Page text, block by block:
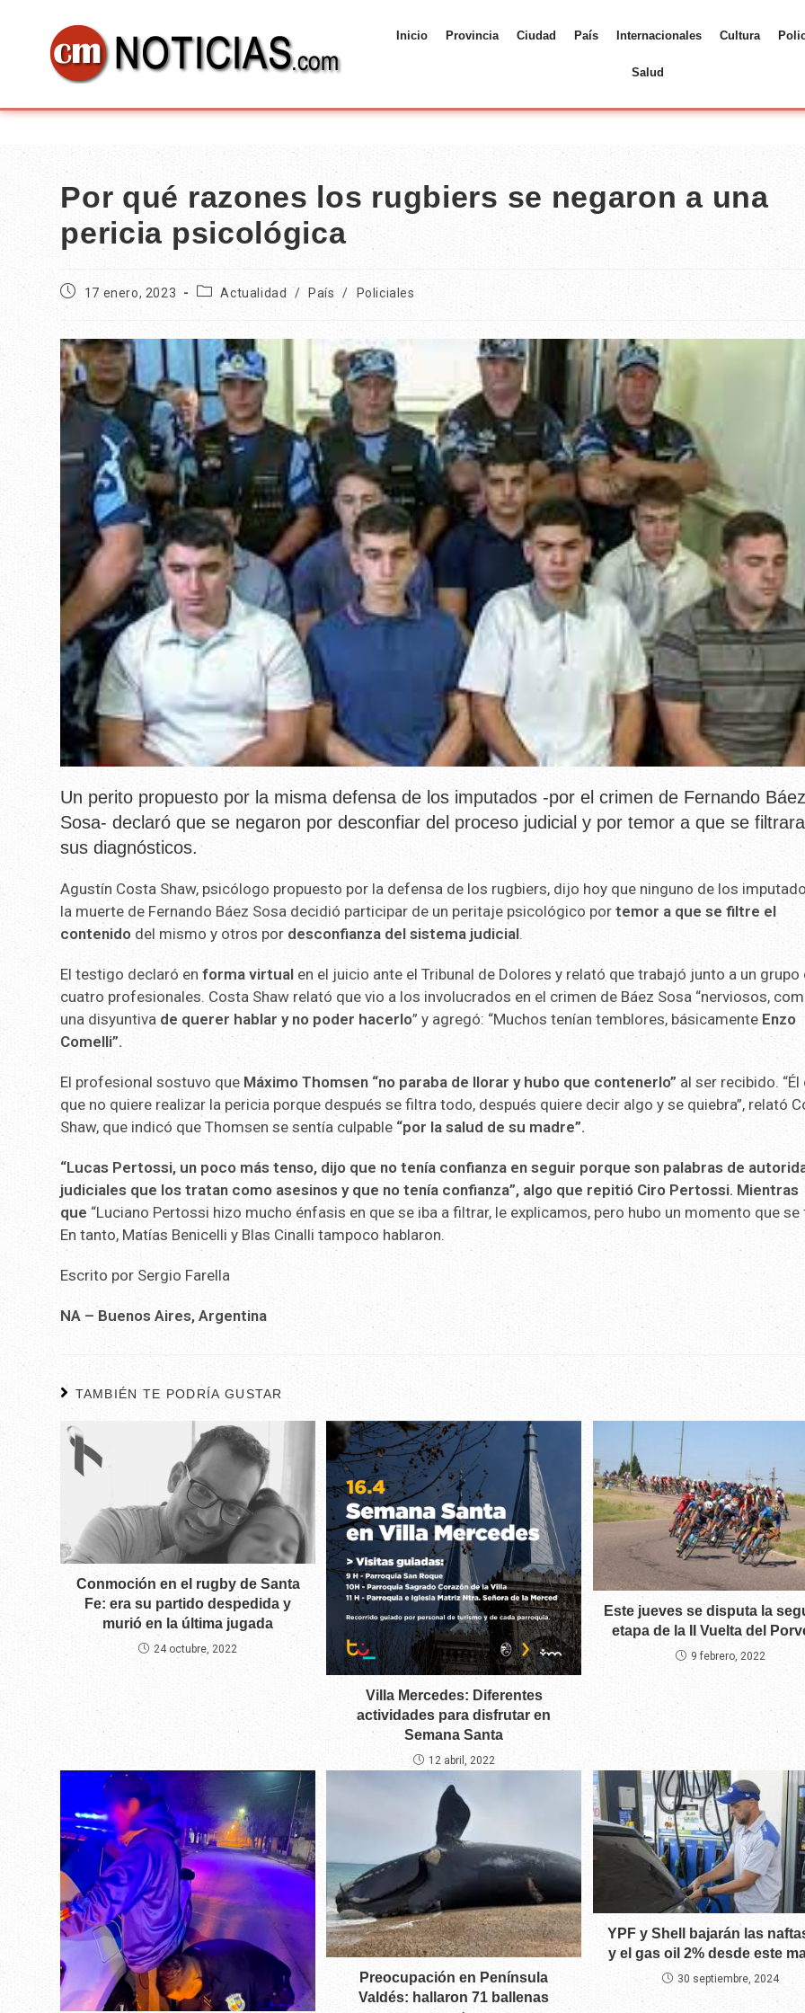
Inicio Provincia Ciudad País Internacionales Cultura
Salud
Por qué razones los rugbiers se negaron a una
pericia psicológica
17 enero, 2023 Actualidad / País / Policiales
Un perito propuesto por la misma defensa de los imputados -por el crimen de Fernando
Sosa- declaró que se negaron por desconfiar del proceso judicial y por temor a que se
sus diagnósticos.
Agustín Costa Shaw, psicólogo propuesto por la defensa de los rugbiers, dijo hoy que ninguno de los
la muerte de Fernando Báez Sosa decidió participar de un peritaje psicológico por temor a que se filtre el
contenido del mismo y otros por desconfianza del sistema judicial.
El testigo declaró enforma virtual en el juicio ante el Tribunal de Dolores y relató que trabajó junto a un grupo
cuatro profesionales. Costa Shaw relató que vio a los involucrados en el crimen de Báez Sosa “nerviosos,
una disyuntiva de querer hablar y no poder hacerlo” y agregó: “Muchos tenían temblores, básicamente Enzo
Comelli”.
El profesional sostuvo que Máximo Thomsen “no paraba de llorar y hubo que contenerlo” al ser recibido. “Él
que no quiere realizar la pericia porque después se filtra todo, después quiere decir algo y se quiebra”, relató
Shaw, que indicó que Thomsen se sentía culpable “por la salud de su madre”.
“Lucas Pertossi, un poco más tenso, dijo que no tenía confianza en seguir porque son palabras de
judiciales que los tratan como asesinos y que no tenía confianza”, algo que repitió Ciro Pertossi. Mientras
que “Luciano Pertossi hizo mucho énfasis en que se iba a filtrar, le explicamos, pero hubo un momento que se
En tanto, Matías Benicelli y Blas Cinalli tampoco hablaron.
Escrito por Sergio Farella
NA – Buenos Aires, Argentina
TAMBIÉN TE PODRÍA GUSTAR
Conmoción en el rugby de Santa
Fe: era su partido despedida y
murió en la última jugada
24 octubre, 2022
Villa Mercedes: Diferentes
actividades para disfrutar en
Semana Santa
12 abril, 2022
Este jueves se disputa la
etapa de la II Vuelta del
9 febrero, 2022
Preocupación en Península
Valdés: hallaron 71 ballenas
YPF y Shell bajarán las
y el gas oil 2% desde este
30 septiembre, 2024